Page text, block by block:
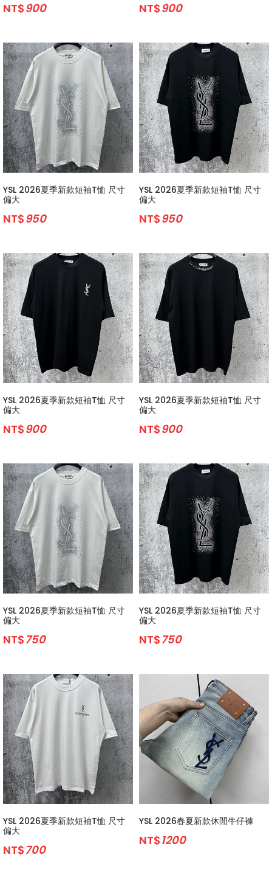
NT$900 NT$900
YSL 2026夏季新款短袖T恤 尺寸
偏大
NT$950
YSL 2026夏季新款短袖T恤 尺寸
偏大
NT$950
YSL 2026夏季新款短袖T恤 尺寸
偏大
NT$900
YSL 2026夏季新款短袖T恤 尺寸
偏大
NT$900
YSL 2026夏季新款短袖T恤 尺寸
偏大
NT$750
YSL 2026夏季新款短袖T恤 尺寸
偏大
NT$750
YSL 2026夏季新款短袖T恤 尺寸
偏大
NT$700
YSL 2026春夏新款休閒牛仔褲
NT$1200